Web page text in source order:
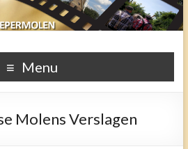
Molens
Menu
Molens Verslagen